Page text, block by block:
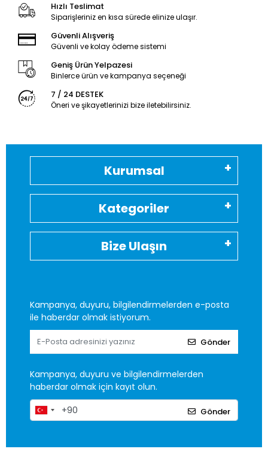
Hızlı Teslimat
Siparişleriniz en kısa sürede elinize ulaşır.
Güvenli Alışveriş
Güvenli ve kolay ödeme sistemi
Geniş Ürün Yelpazesi
Binlerce ürün ve kampanya seçeneği
7 / 24 DESTEK
Öneri ve şikayetlerinizi bize iletebilirsiniz.
Kurumsal
Kategoriler
Bize Ulaşın
Kampanya, duyuru, bilgilendirmelerden e-posta
ile haberdar olmak istiyorum.
Gönder
Kampanya, duyuru ve bilgilendirmelerden
haberdar olmak için kayıt olun.
Gönder